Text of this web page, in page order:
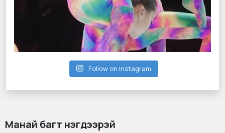
Follow on Instagram
Манай багт нэгдээрэй